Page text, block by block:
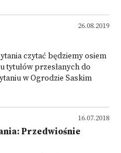
26.08.2019
czytać będziemy osiem
przesłanych do
w Ogrodzie Saskim
16.07.2018
Przedwiośnie